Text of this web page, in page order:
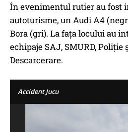
În evenimentul rutier au fost
autoturisme, un Audi A4
Bora (gri). La faţa locului au
echipaje SAJ, SMURD, Poliţie
Descarcerare.
Accident Jucu